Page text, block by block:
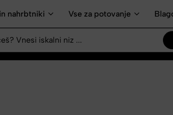
nahrbtniki Vse za potovanje